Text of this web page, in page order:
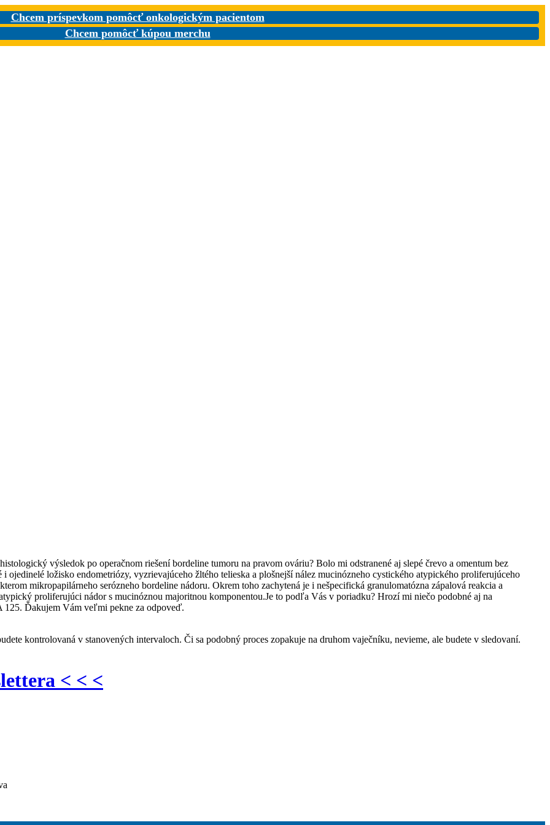
Chcem príspevkom pomôcť onkologickým pacientom
Chcem pomôcť kúpou merchu
výsledok po operačnom riešení bordeline tumoru na pravom ováriu? Bolo mi odstranené aj slepé črevo a omentum bez
ložisko endometriózy, vyzrievajúceho žltého telieska a plošnejší nález mucinózneho cystického atypického proliferujúceho
mikropapilárneho serózneho bordeline nádoru. Okrem toho zachytená je i nešpecifická granulomatózna zápalová reakcia a
proliferujúci nádor s mucinóznou majoritnou komponentou.Je to podľa Vás v poriadku? Hrozí mi niečo podobné aj na
125. Ďakujem Vám veľmi pekne za odpoveď.
kontrolovaná v stanovených intervaloch. Či sa podobný proces zopakuje na druhom vaječníku, nevieme, ale budete v sledovaní.
< < <